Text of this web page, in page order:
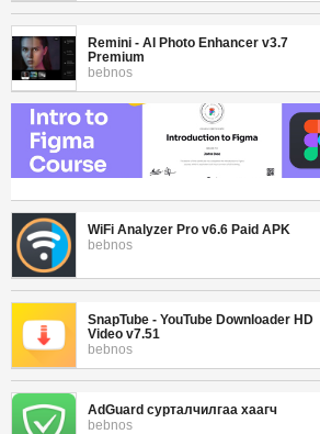
Remini - AI Photo Enhancer v3.7
Premium
bebnos
WiFi Analyzer Pro v6.6 Paid APK
bebnos
SnapTube - YouTube Downloader HD
Video v7.51
bebnos
AdGuard сурталчилгаа хаагч
bebnos